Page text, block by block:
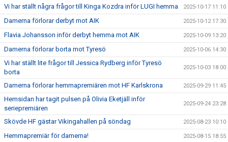
Vi har ställt några frågor till Kinga Kozdra inför LUGI hemma 2025-10-17 11:10
Damerna förlorar derbyt mot AIK 2025-10-12 17:30
Flavia Johansson inför derbyt hemma mot AIK 2025-10-09 13:20
Damerna förlorar borta mot Tyresö 2025-10-06 14:30
Vi har ställt lite frågor till Jessica Rydberg inför Tyresö
borta
2025-10-03 18:00
Damerna förlorar hemmapremiären mot HF Karlskrona 2025-09-29 11:45
Hemsidan har tagit pulsen på Olivia Eketjäll inför
seriepremiären
2025-09-24 23:28
Skövde HF gästar Vikingahallen på söndag 2025-08-23 10:10
Hemmapremiär för damerna! 2025-08-15 18:55